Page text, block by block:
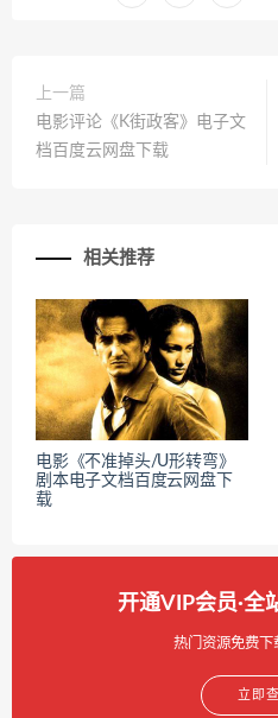
上一篇
电影评论《K街政客》电子文
档百度云网盘下载
相关推荐
电影《不准掉头/U形转弯》
剧本电子文档百度云网盘下
载
开通VIP会员·全
热门资源免费下
立即